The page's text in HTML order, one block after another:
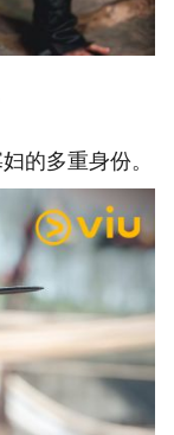
的多重身份。